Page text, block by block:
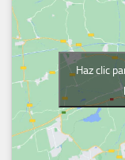
Haz clic